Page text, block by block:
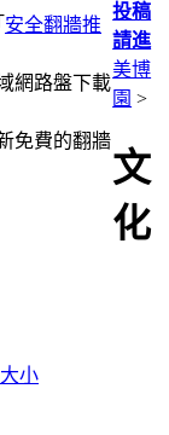
安全翻牆推
網路盤下載
免費的翻牆
投稿
請進
美博
園 >
文
化